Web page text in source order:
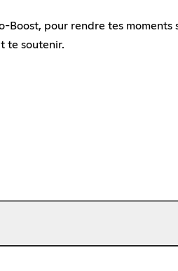
Boost, pour rendre tes
te soutenir.